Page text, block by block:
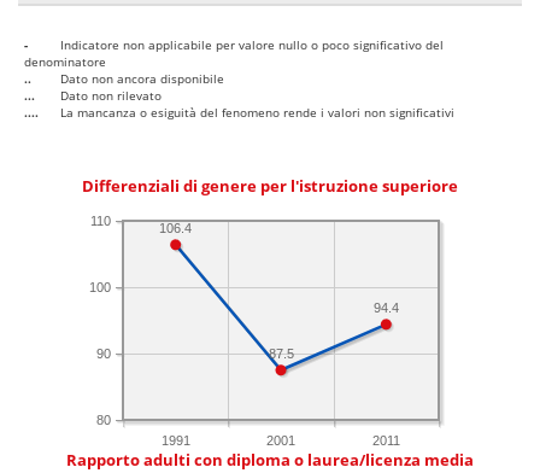
-
Indicatore non applicabile per valore nullo o poco significativo del
denominatore
..
Dato non ancora disponibile
...
Dato non rilevato
....
La mancanza o esiguità del fenomeno rende i valori non significativi
Differenziali di genere per l'istruzione superiore
1991 2001 2011
80
90
100
110
94.4
87.5
106.4
Rapporto adulti con diploma o laurea/licenza media